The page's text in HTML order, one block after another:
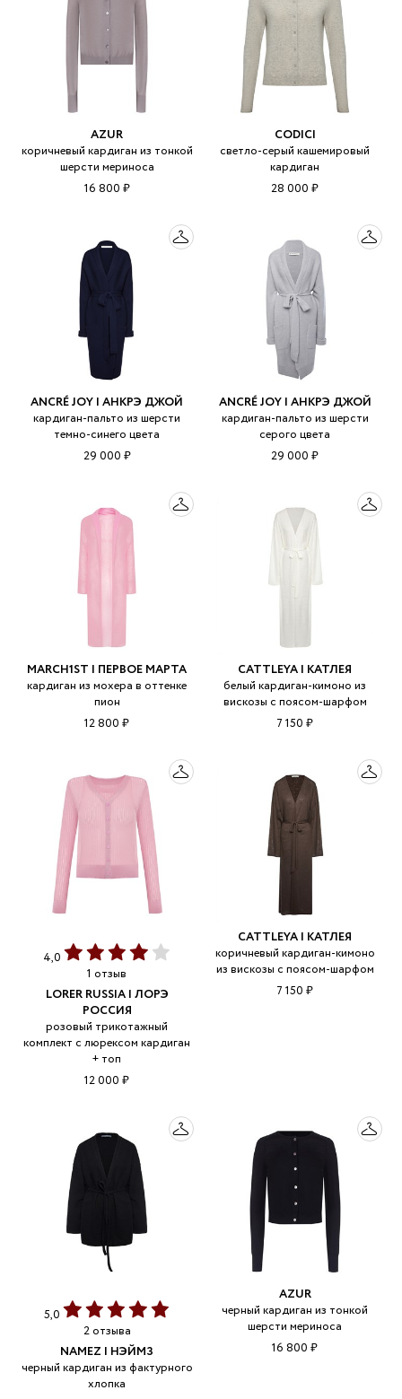
AZUR
коричневый кардиган из тонкой
шерсти мериноса
16 800 ₽
CODICI
светло-серый кашемировый
кардиган
28 000 ₽
ANCRÉ JOY | АНКРЭ ДЖОЙ
кардиган-пальто из шерсти
темно-синего цвета
29 000 ₽
ANCRÉ JOY | АНКРЭ ДЖОЙ
кардиган-пальто из шерсти
серого цвета
29 000 ₽
MARCH1ST | ПЕРВОЕ МАРТА
кардиган из мохера в оттенке
пион
12 800 ₽
CATTLEYA | КАТЛЕЯ
белый кардиган-кимоно из
вискозы с поясом-шарфом
7 150 ₽
4,0
1 отзыв
LORER RUSSIA | ЛОРЭ
РОССИЯ
розовый трикотажный
комплект с люрексом кардиган
+ топ
12 000 ₽
CATTLEYA | КАТЛЕЯ
коричневый кардиган-кимоно
из вискозы с поясом-шарфом
7 150 ₽
5,0
2 отзыва
NAMEZ | НЭЙМЗ
черный кардиган из фактурного
хлопка
AZUR
черный кардиган из тонкой
шерсти мериноса
16 800 ₽